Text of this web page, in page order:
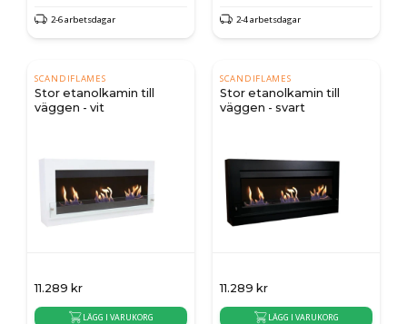
2-6 arbetsdagar 2-4 arbetsdagar
SCANDIFLAMES
Stor etanolkamin till
väggen - vit
11.289 kr
LÄGG I VARUKORG
SCANDIFLAMES
Stor etanolkamin till
väggen - svart
11.289 kr
LÄGG I VARUKORG